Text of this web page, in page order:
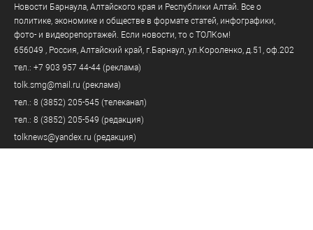
Новости Барнаула, Алтайского края и Республики Алтай. Все о
политике, экономике и обществе в формате статей, инфографики,
фото- и видеорепортажей. Если новости, то с ТОЛКом!
656049 , Россия, Алтайский край, г.Барнаул, ул.Короленко, д.51, оф.202
тел.: +7 903 957 44-44 (реклама)
tolk.smg@mail.ru (реклама)
тел.: 8 (3852) 205-545 (телеканал)
тел.: 8 (3852) 205-549 (редакция)
tolknews@yandex.ru (редакция)